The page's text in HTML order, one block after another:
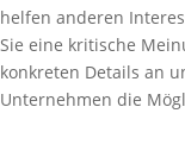
helfen anderen
Sie eine kritische
konkreten Details an
Unternehmen die